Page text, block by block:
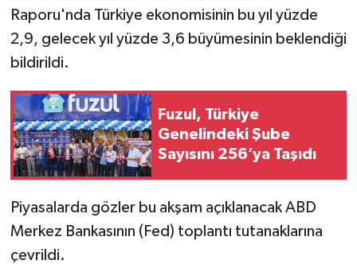
Raporu'nda Türkiye ekonomisinin bu yıl yüzde
2,9, gelecek yıl yüzde 3,6 büyümesinin beklendiği
bildirildi.
Fuzul, Türkiye
Genelindeki Şube
Sayısını 256’ya Taşıdı
Piyasalarda gözler bu akşam açıklanacak ABD
Merkez Bankasının (Fed) toplantı tutanaklarına
çevrildi.